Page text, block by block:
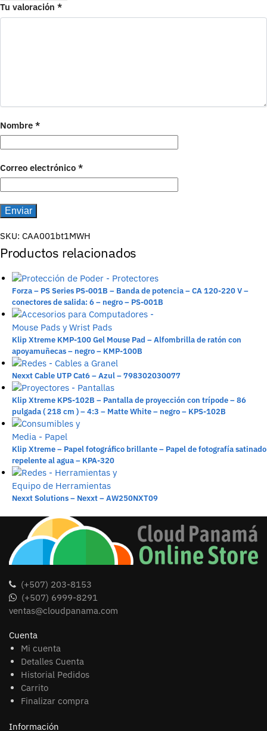
Tu valoración *
Nombre *
Correo electrónico *
SKU: CAA001bt1MWH
Productos relacionados
Forza – PS Series PS-001B – Banda de potencia – CA 120-220 V –
conectores de salida: 6 – negro – PS-001B
Klip Xtreme KMP-100 Gel Mouse Pad – Alfombrilla de ratón con
apoyamuñecas – negro – KMP-100B
Nexxt Cable UTP Cat6 – Azul – 798302030077
Klip Xtreme KPS-102B – Pantalla de proyección con trípode – 86
pulgada ( 218 cm ) – 4:3 – Matte White – negro – KPS-102B
Klip Xtreme – Papel fotográfico brillante – Papel de fotografía satinado
repelente al agua – KPA-320
Nexxt Solutions – Nexxt – AW250NXT09
(+507) 203-8153
(+507) 6999-8291
ventas@cloudpanama.com
Cuenta
Mi cuenta
Detalles Cuenta
Historial Pedidos
Carrito
Finalizar compra
Información